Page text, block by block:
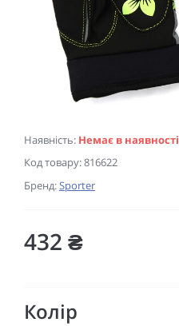
Наявність: Немає в наявності
Код товару:816622
Бренд:Sporter
432 ₴
Колір